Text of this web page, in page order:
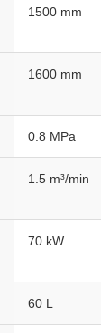
1500 mm
1600 mm
0.8 MPa
1.5 m³/min
70 kW
60 L